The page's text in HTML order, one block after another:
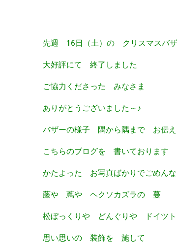
先週 16日（土）の クリスマスバ
大好評にて 終了しました
ご協力くださった みなさま
ありがとうございました～♪
バザーの様子 隅から隅まで お伝え
こちらのブログを 書いております
かたよった お写真ばかりでごめん
藤や 蔦や ヘクソカズラの 蔓
松ぼっくりや どんぐりや ドイツ
思い思いの 装飾を 施して